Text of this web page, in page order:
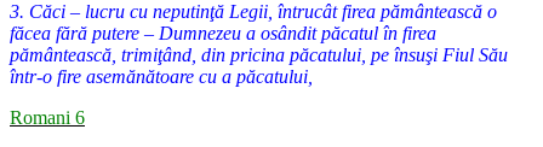
3. Căci – lucru cu neputinţă Legii, întrucât firea pământească o
făcea fără putere – Dumnezeu a osândit păcatul în firea
pământească, trimiţând, din pricina păcatului, pe însuşi Fiul Său
într-o fire asemănătoare cu a păcatului,
Romani 6